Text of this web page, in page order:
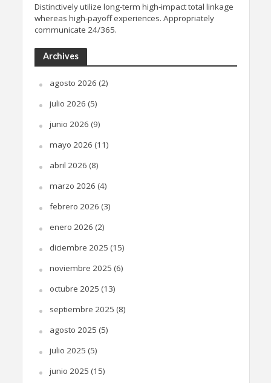
Distinctively utilize long-term high-impact total linkage
whereas high-payoff experiences. Appropriately
communicate 24/365.
Archives
agosto 2026 (2)
julio 2026 (5)
junio 2026 (9)
mayo 2026 (11)
abril 2026 (8)
marzo 2026 (4)
febrero 2026 (3)
enero 2026 (2)
diciembre 2025 (15)
noviembre 2025 (6)
octubre 2025 (13)
septiembre 2025 (8)
agosto 2025 (5)
julio 2025 (5)
junio 2025 (15)